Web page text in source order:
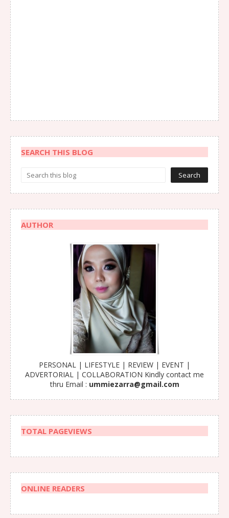
SEARCH THIS BLOG
AUTHOR
PERSONAL | LIFESTYLE | REVIEW | EVENT |
ADVERTORIAL | COLLABORATION Kindly contact me
thru Email : ummiezarra@gmail.com
TOTAL PAGEVIEWS
ONLINE READERS